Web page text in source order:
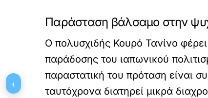
Παράσταση βάλσαμο στην
Ο πολυσχιδής Κουρό Τανίνο φέρει
παράδοσης του ιαπωνικού
παραστατική του πρόταση είναι
ταυτόχρονα διατηρεί μικρά
‹